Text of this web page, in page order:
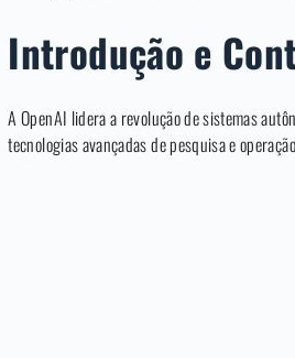
Introdução e
A OpenAI lidera a revolução de sistemas
tecnologias avançadas de pesquisa e